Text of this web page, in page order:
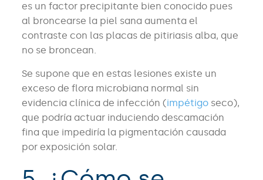
es un factor precipitante bien conocido pues
al broncearse la piel sana aumenta el
contraste con las placas de pitiriasis alba, que
no se broncean.
Se supone que en estas lesiones existe un
exceso de flora microbiana normal sin
evidencia clínica de infección (impétigoseco),
que podría actuar induciendo descamación
fina que impediría la pigmentación causada
por exposición solar.